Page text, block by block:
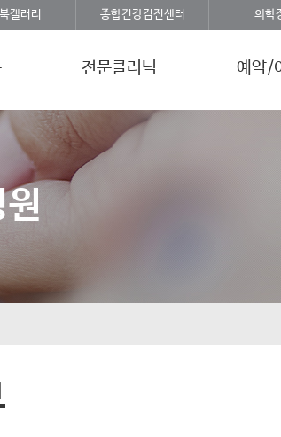
갤러리 종합건강검진센터 의학
전문클리닉 예약/